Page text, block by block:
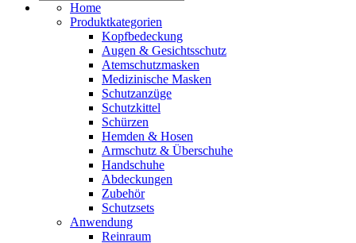
Home
Produktkategorien
Kopfbedeckung
Augen & Gesichtsschutz
Atemschutzmasken
Medizinische Masken
Schutzanzüge
Schutzkittel
Schürzen
Hemden & Hosen
Armschutz & Überschuhe
Handschuhe
Abdeckungen
Zubehör
Schutzsets
Anwendung
Reinraum